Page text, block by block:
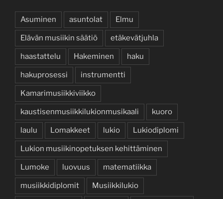
Asuminen asuntolat Elmu
Elävän musiikin säätiö etäkevätjuhla
haastattelu Hakeminen haku
hakuprosessi instrumentti
Kamarimusiikkiviikko
kaustisenmusiikkilukionmusikaali kuoro
laulu Lomakkeet lukio Lukiodiplomi
Lukion musiikinopetuksen kehittäminen
Lumoke luovuus matematiikka
musiikkidiplomit Musiikkilukio